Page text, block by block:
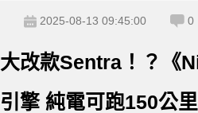
2025-08-13 09:45:00 0
大改款Sentra！？《
引擎 純電可跑150公里